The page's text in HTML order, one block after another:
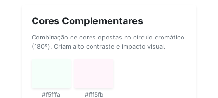
Cores Complementares
Combinação de cores opostas no círculo cromático
(180º). Criam alto contraste e impacto visual.
#f5fffa #fff5fb